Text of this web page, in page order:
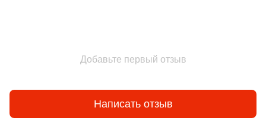
Добавьте первый отзыв
Написать отзыв